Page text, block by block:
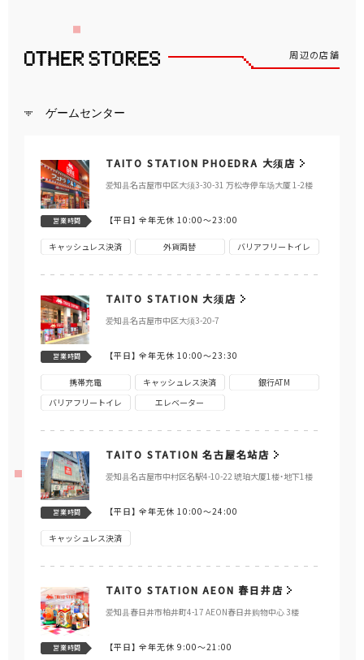
周辺の店舗
ゲームセンター
TAITO STATION PHOEDRA 大须店
爱知县名古屋市中区大须3-30-31 万松寺停车场大厦 1-2楼
営業時間 【平日】全年无休 10:00～23:00
キャッシュレス決済 外貨両替 バリアフリートイレ
TAITO STATION 大须店
爱知县名古屋市中区大须3-20-7
営業時間 【平日】全年无休 10:00～23:30
携帯充電 キャッシュレス決済
銀行ATM
バリアフリートイレ
エレベーター
TAITO STATION 名古屋名站店
爱知县名古屋市中村区名駅4-10-22 琥珀大厦1楼・地下1楼
営業時間 【平日】全年无休 10:00～24:00
キャッシュレス決済
TAITO STATION AEON 春日井店
爱知县春日井市柏井町4-17 AEON春日井购物中心 3楼
営業時間 【平日】全年无休 9:00～21:00